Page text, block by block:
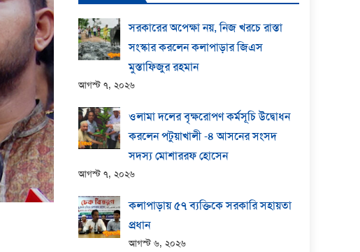
সরকারের অপেক্ষা নয়, নিজ খরচে রাস্তা
সংস্কার করলেন কলাপাড়ার জিএস
মুস্তাফিজুর রহমান
আগস্ট ৭, ২০২৬
ওলামা দলের বৃক্ষরোপণ কর্মসূচি উদ্বোধন
করলেন পটুয়াখালী -৪ আসনের সংসদ
সদস্য মোশাররফ হোসেন
আগস্ট ৭, ২০২৬
কলাপাড়ায় ​৫৭ ব্যক্তিকে সরকারি সহায়তা
প্রধান
আগস্ট ৬, ২০২৬